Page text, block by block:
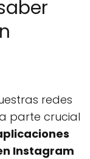
redes
parte crucial
Instagram